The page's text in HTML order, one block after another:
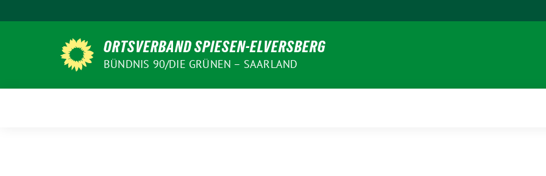
zum
ORTSVERBAND SPIESEN-ELVERSBERG
BÜNDNIS 90/DIE GRÜNEN – SAARLAND